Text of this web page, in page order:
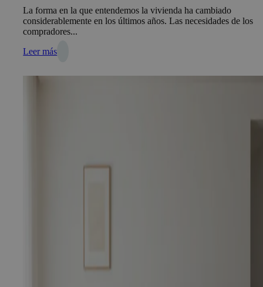
La forma en la que entendemos la vivienda ha cambiado
considerablemente en los últimos años. Las necesidades de los
compradores...
Leer más